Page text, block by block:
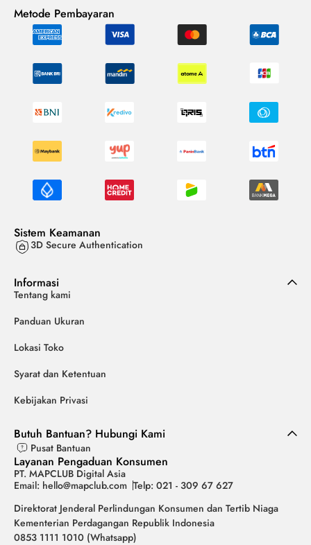
Metode Pembayaran
Sistem Keamanan
3D Secure Authentication
Informasi
Tentang kami
Panduan Ukuran
Lokasi Toko
Syarat dan Ketentuan
Kebijakan Privasi
Butuh Bantuan? Hubungi Kami
Pusat Bantuan
Layanan Pengaduan Konsumen
PT. MAPCLUB Digital Asia
Email: hello@mapclub.com Telp: 021 - 309 67 627
Direktorat Jenderal Perlindungan Konsumen dan Tertib Niaga
Kementerian Perdagangan Republik Indonesia
0853 1111 1010 (Whatsapp)